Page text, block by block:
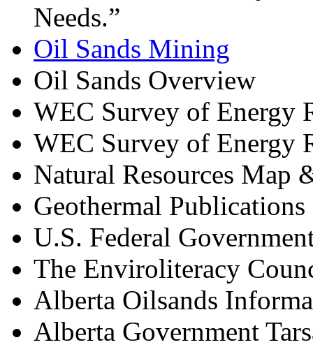
Needs.”
Oil Sands Mining
Oil Sands Overview
WEC Survey of Energy
WEC Survey of Energy
Natural Resources Map
Geothermal Publications
U.S. Federal
The Enviroliteracy
Alberta Oilsands
Alberta Government